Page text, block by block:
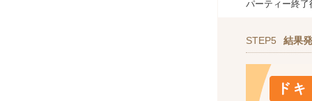
パーティー終
STEP5 結果